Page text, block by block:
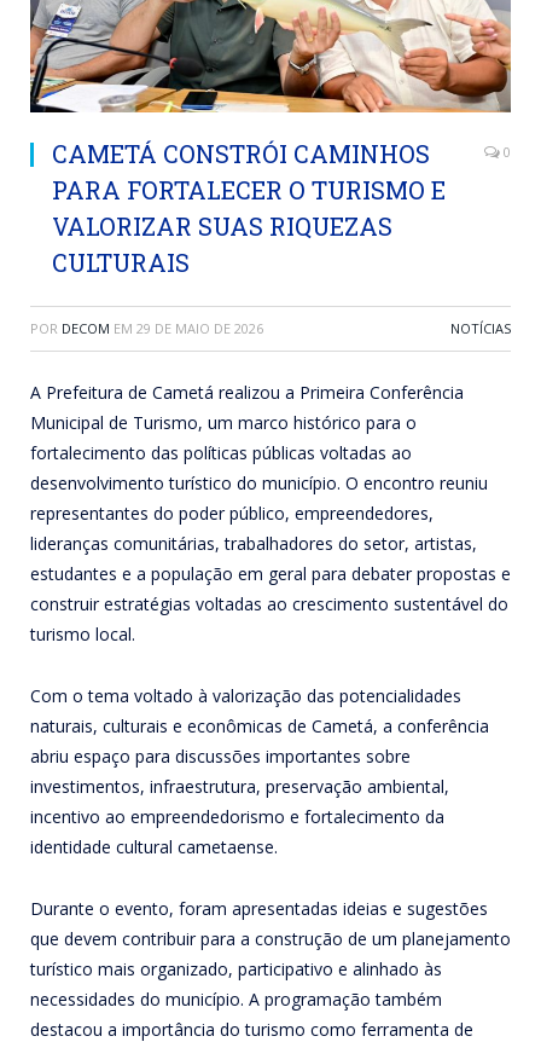
CAMETÁ CONSTRÓI CAMINHOS
PARA FORTALECER O TURISMO E
VALORIZAR SUAS RIQUEZAS
CULTURAIS
0
POR DECOM EM 29 DE MAIO DE 2026 NOTÍCIAS
A Prefeitura de Cametá realizou a Primeira Conferência
Municipal de Turismo, um marco histórico para o
fortalecimento das políticas públicas voltadas ao
desenvolvimento turístico do município. O encontro reuniu
representantes do poder público, empreendedores,
lideranças comunitárias, trabalhadores do setor, artistas,
estudantes e a população em geral para debater propostas e
construir estratégias voltadas ao crescimento sustentável do
turismo local.
Com o tema voltado à valorização das potencialidades
naturais, culturais e econômicas de Cametá, a conferência
abriu espaço para discussões importantes sobre
investimentos, infraestrutura, preservação ambiental,
incentivo ao empreendedorismo e fortalecimento da
identidade cultural cametaense.
Durante o evento, foram apresentadas ideias e sugestões
que devem contribuir para a construção de um planejamento
turístico mais organizado, participativo e alinhado às
necessidades do município. A programação também
destacou a importância do turismo como ferramenta de